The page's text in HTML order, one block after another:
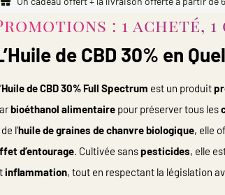
: 1 acheté,
de CBD 30% en
Huile de CBD 30% Full Spectrum est un produit
bioéthanol alimentaire pour préserver tous les
l’huile de graines de chanvre biologique, elle
d’entourage. Cultivée sanspesticides, elle
inflammation, tout en respectant la législation